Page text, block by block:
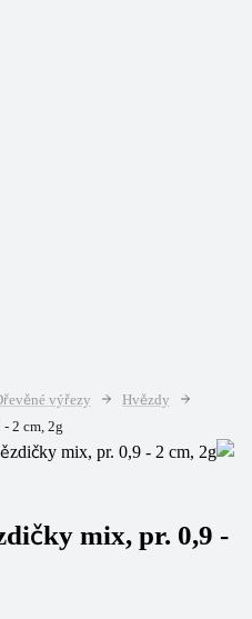
výřezy
Hvězdy
2 cm, 2g
mix, pr. 0,9 -